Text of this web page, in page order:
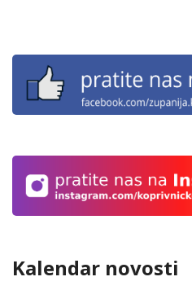
Kalendar novosti